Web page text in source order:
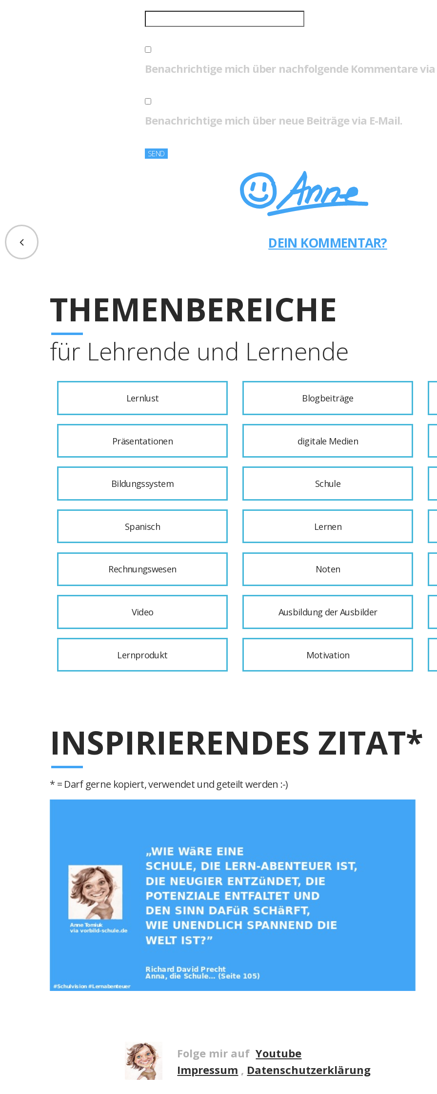
Benachrichtige mich über nachfolgende Kommentare via
Benachrichtige mich über neue Beiträge via E-Mail.
DEIN KOMMENTAR?
THEMENBEREICHE
für Lehrende und Lernende
Lernlust Blogbeiträge
Präsentationen digitale Medien
Bildungssystem Schule
Spanisch Lernen
Rechnungswesen Noten
Video Ausbildung der Ausbilder
Lernprodukt Motivation
INSPIRIERENDES ZITAT*
* = Darf gerne kopiert, verwendet und geteilt werden :-)
Folge mir auf Youtube
Impressum , Datenschutzerklärung